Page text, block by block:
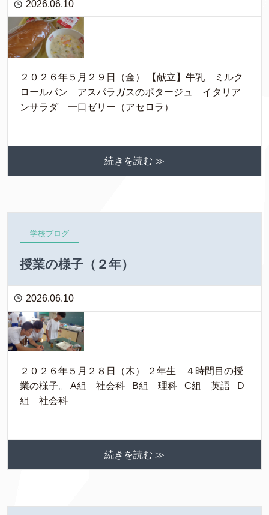
2026.06.10
２０２６年５月２９日（金） 【献立】牛乳 ミルク
ロールパン アスパラガスのポタージュ イタリア
ンサラダ 一口ゼリー（アセロラ）
続きを読む ≫
学校ブログ
授業の様子（２年）
2026.06.10
２０２６年５月２８日（木） ２年生 ４時間目の授
業の様子。 A組 社会科 B組 理科 C組 英語 D
組 社会科
続きを読む ≫